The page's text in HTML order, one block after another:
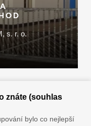
s. r. o.
znáte (souhlas
bylo co nejlepší